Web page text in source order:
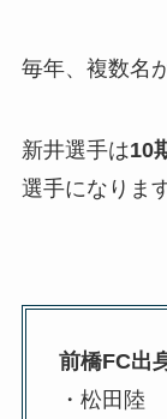
毎年、複数名
新井選手は10
選手になります
前橋FC出
・松田陸